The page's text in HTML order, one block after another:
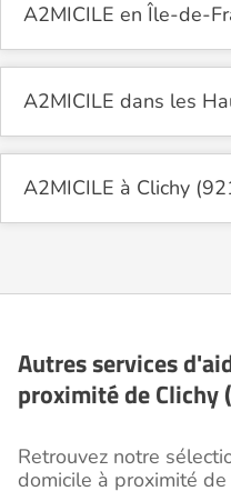
A2MICILE en Île-de-
A2MICILE dans les
A2MICILE à Clichy
Autres services
proximité de Clichy
Retrouvez notre
domicile à proximité